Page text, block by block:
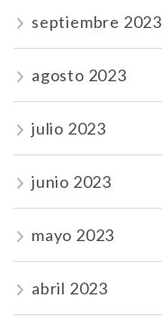
septiembre 2023
agosto 2023
julio 2023
junio 2023
mayo 2023
abril 2023